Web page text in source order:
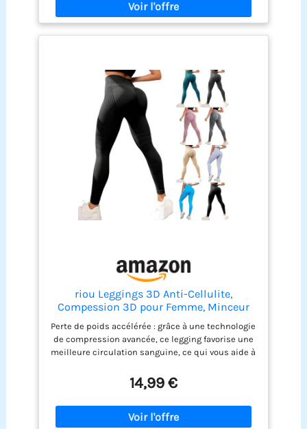
riou Leggings 3D Anti-Cellulite,
Compession 3D pour Femme, Minceur
Taille Haute, sans Couture, Pantalon de
Sport pour Course à Pied, Yoga Fitness
Pantalon Sport Noir
Perte de poids accélérée : grâce à une technologie
de compression avancée, ce legging favorise une
meilleure circulation sanguine, ce qui vous aide à
la cellulite : le design spécial du tissu agit sur les
zones à problèmes, réduisant visiblement
l'apparence de la cellulite pour une peau plus
douce et plus ferme. Tonification des jambes et
14,99 €